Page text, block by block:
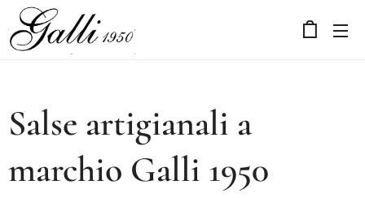
Salse artigianali a
marchio Galli 1950